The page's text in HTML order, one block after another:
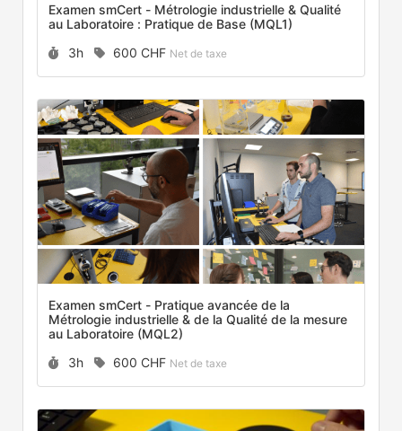
Examen smCert - Métrologie industrielle & Qualité
au Laboratoire : Pratique de Base (MQL1)
Durée :
3h Prix :
600 CHF Net de taxe
Examen smCert - Pratique avancée de la
Métrologie industrielle & de la Qualité de la mesure
au Laboratoire (MQL2)
Durée :
3h Prix :
600 CHF Net de taxe